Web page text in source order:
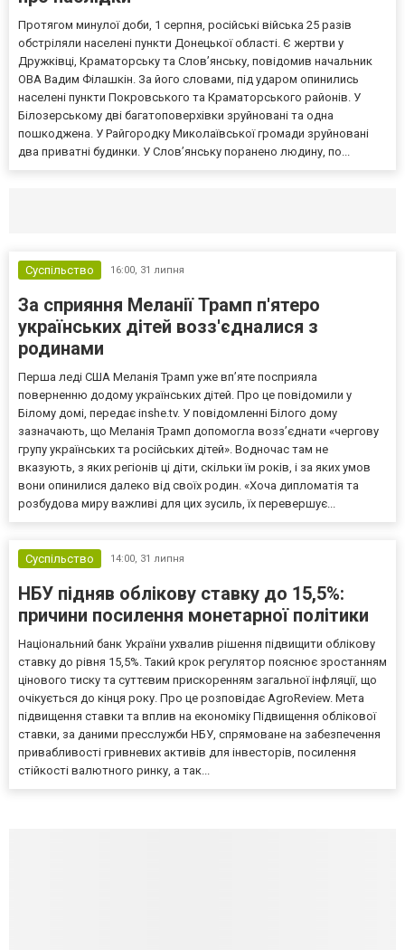
Протягом минулої доби, 1 серпня, російські війська 25 разів
обстріляли населені пункти Донецької області. Є жертви у
Дружківці, Краматорську та Слов’янську, повідомив начальник
ОВА Вадим Філашкін. За його словами, під ударом опинились
населені пункти Покровського та Краматорського районів. У
Білозерському дві багатоповерхівки зруйновані та одна
пошкоджена. У Райгородку Миколаївської громади зруйновані
два приватні будинки. У Слов’янську поранено людину, по...
Суспільство 16:00, 31 липня
За сприяння Меланії Трамп п'ятеро
українських дітей возз'єдналися з
родинами
Перша леді США Меланія Трамп уже впʼяте посприяла
поверненню додому українських дітей. Про це повідомили у
Білому домі, передає inshe.tv. У повідомленні Білого дому
зазначають, що Меланія Трамп допомогла возз’єднати «чергову
групу українських та російських дітей». Водночас там не
вказують, з яких регіонів ці діти, скільки їм років, і за яких умов
вони опинилися далеко від своїх родин. «Хоча дипломатія та
розбудова миру важливі для цих зусиль, їх перевершує...
Суспільство 14:00, 31 липня
НБУ підняв облікову ставку до 15,5%:
причини посилення монетарної політики
Національний банк України ухвалив рішення підвищити облікову
ставку до рівня 15,5%. Такий крок регулятор пояснює зростанням
цінового тиску та суттєвим прискоренням загальної інфляції, що
очікується до кінця року. Про це розповідає AgroReview. Мета
підвищення ставки та вплив на економіку Підвищення облікової
ставки, за даними пресслужби НБУ, спрямоване на забезпечення
привабливості гривневих активів для інвесторів, посилення
стійкості валютного ринку, а так...